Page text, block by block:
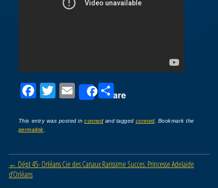
F
c
e
b
o
T
tt
E
ail
Share
P
ta
er
This entry was posted inconnedand tagged conned. Bookmark the
permalink
Post navigation
← Dépt 45- Orléans Cie des Canaux Rarissime Succes. Princesse Adelaïde
d’Orléans